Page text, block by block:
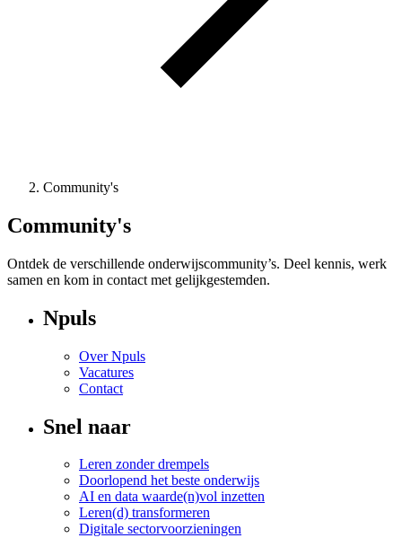
Community's
Community's
Ontdek de verschillende onderwijscommunity’s. Deel kennis, werk
samen en kom in contact met gelijkgestemden.
Npuls
Over Npuls
Vacatures
Contact
Snel naar
Leren zonder drempels
Doorlopend het beste onderwijs
AI en data waarde(n)vol inzetten
Leren(d) transformeren
Digitale sectorvoorzieningen